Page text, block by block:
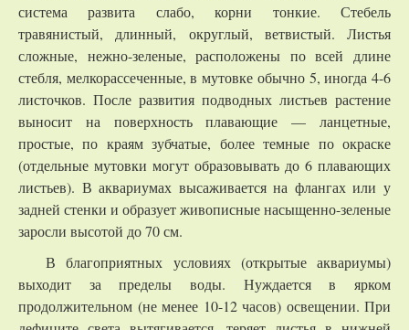
система развита слабо, корни тонкие. Стебель
травянистый, длинный, округлый, ветвистый. Листья
сложные, нежно-зеленые, расположены по всей длине
стебля, мелкорассеченные, в мутовке обычно 5, иногда 4-6
листочков. После развития подводных листьев растение
выносит на поверхность плавающие — ланцетные,
простые, по краям зубчатые, более темные по окраске
(отдельные мутовки могут образовывать до 6 плавающих
листьев). В аквариумах высаживается на флангах или у
задней стенки и образует живописные насыщенно-зеленые
заросли высотой до 70 см.
В благоприятных условиях (открытые аквариумы)
выходит за пределы воды. Нуждается в ярком
продолжительном (не менее 10-12 часов) освещении. При